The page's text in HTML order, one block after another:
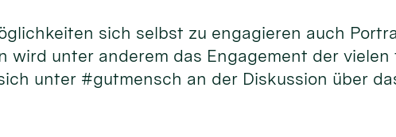
sich selbst zu engagieren auch
wird unter anderem das Engagement der
unter #gutmensch an der Diskussion über